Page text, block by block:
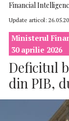
Financial
Update articol:
Ministerul
30 aprilie 2026
Deficitul
din PIB,